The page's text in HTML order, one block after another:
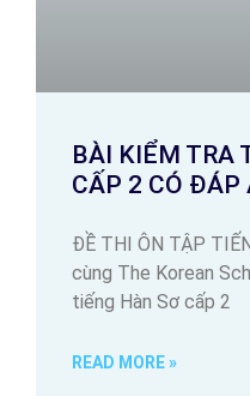
BÀI KIỂM TRA
CẤP 2 CÓ ĐÁP
ĐỀ THI ÔN TẬP
cùng The Korean
tiếng Hàn Sơ cấp 2
READ MORE »